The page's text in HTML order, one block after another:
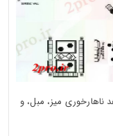
ناهارخوری میز، مبل، و